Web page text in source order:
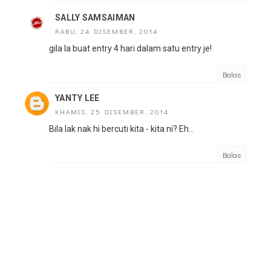
SALLY SAMSAIMAN
RABU, 24 DISEMBER, 2014
gila la buat entry 4 hari dalam satu entry je!
Balas
YANTY LEE
KHAMIS, 25 DISEMBER, 2014
Bila lak nak hi bercuti kita - kita ni? Eh...
Balas